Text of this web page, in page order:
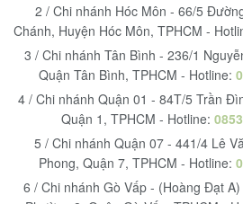
2 / Chi nhánh Hóc Môn - 66/5
Chánh, Huyện Hóc Môn, TPHCM -
3 / Chi nhánh Tân Bình - 236/1
Quận Tân Bình, TPHCM - Hotline:
4 / Chi nhánh Quận 01 - 84T/5 Trần
Quận 1, TPHCM - Hotline:
5 / Chi nhánh Quận 07 - 441/4 Lê
Phong, Quận 7, TPHCM - Hotline:
6 / Chi nhánh Gò Vấp - (Hoàng Đạt